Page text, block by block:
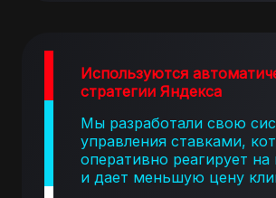
Используются
стратегии Яндекса
Мы разработали свою
управления ставками,
оперативно реагирует на
и дает меньшую цену